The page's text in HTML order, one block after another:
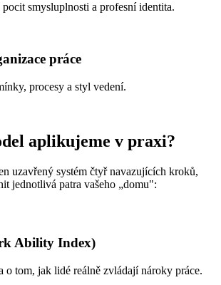
smysluplnosti a profesní identita.
práce
procesy a styl vedení.
aplikujeme v praxi?
uzavřený systém čtyř navazujících kroků,
jednotlivá patra vašeho „domu":
Ability Index)
o tom, jak lidé reálně zvládají nároky práce.